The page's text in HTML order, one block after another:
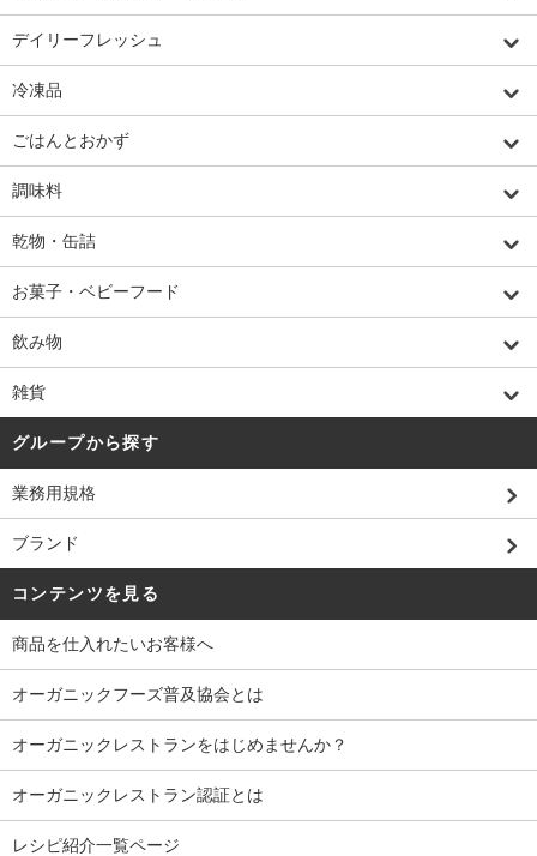
デイリーフレッシュ
冷凍品
ごはんとおかず
調味料
乾物・缶詰
お菓子・ベビーフード
飲み物
雑貨
グループから探す
業務用規格
ブランド
コンテンツを見る
商品を仕入れたいお客様へ
オーガニックフーズ普及協会とは
オーガニックレストランをはじめませんか？
オーガニックレストラン認証とは
レシピ紹介一覧ページ